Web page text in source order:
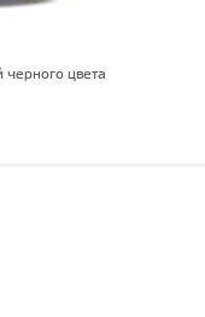
цвета